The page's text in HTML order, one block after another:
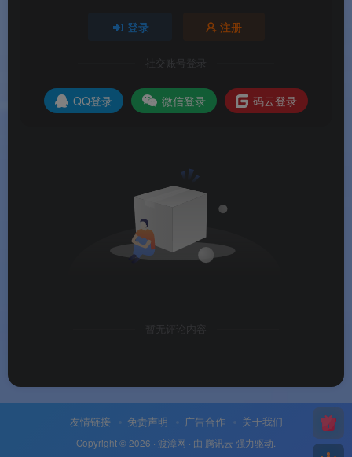
注 ：绿色版不写入注册表，退出后无残留。
操作步骤
Q1：字卡 · 小红书排版生成器是免费的吗？
Q2：字卡 · 小红书排版生成器 绿色版和在线版有
什么区别？
登录 注册
社交账号登录
QQ登录 微信登录 码云登录
暂无评论内容
友情链接 免责声明 广告合作 关于我们
Copyright © 2026 · 渡漳网 · 由 腾讯云 强力驱动.